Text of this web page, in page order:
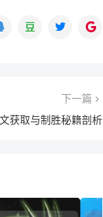
下一篇
获取与制胜秘籍剖析